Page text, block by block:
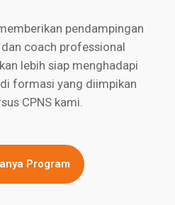
pendampingan
coach professional
lebih siap menghadapi
formasi yang diimpikan
CPNS kami.
Program